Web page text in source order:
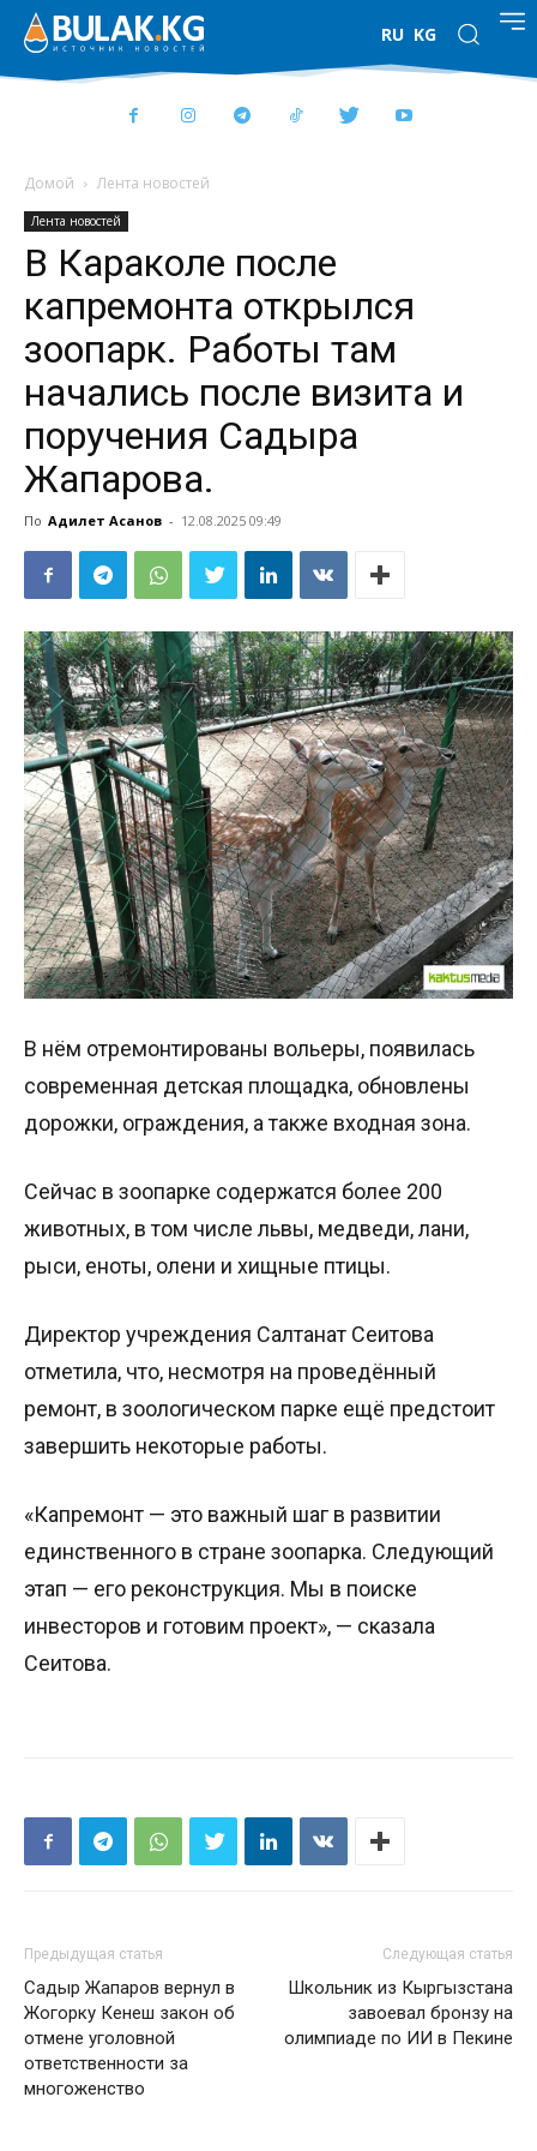
RU KG
Домой Лента новостей
Лента новостей
В Караколе после
капремонта открылся
зоопарк. Работы там
начались после визита и
поручения Садыра
Жапарова.
По Адилет Асанов - 12.08.2025 09:49
В нём отремонтированы вольеры, появилась
современная детская площадка, обновлены
дорожки, ограждения, а также входная зона.
Сейчас в зоопарке содержатся более 200
животных, в том числе львы, медведи, лани,
рыси, еноты, олени и хищные птицы.
Директор учреждения Салтанат Сеитова
отметила, что, несмотря на проведённый
ремонт, в зоологическом парке ещё предстоит
завершить некоторые работы.
«Капремонт — это важный шаг в развитии
единственного в стране зоопарка. Следующий
этап — его реконструкция. Мы в поиске
инвесторов и готовим проект», — сказала
Сеитова.
Предыдущая статья
Садыр Жапаров вернул в
Жогорку Кенеш закон об
отмене уголовной
ответственности за
многоженство
Следующая статья
Школьник из Кыргызстана
завоевал бронзу на
олимпиаде по ИИ в Пекине